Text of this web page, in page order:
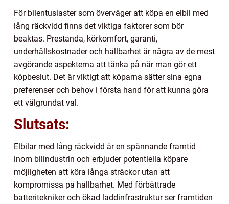
För bilentusiaster som överväger att köpa en elbil med
lång räckvidd finns det viktiga faktorer som bör
beaktas. Prestanda, körkomfort, garanti,
underhållskostnader och hållbarhet är några av de mest
avgörande aspekterna att tänka på när man gör ett
köpbeslut. Det är viktigt att köparna sätter sina egna
preferenser och behov i första hand för att kunna göra
ett välgrundat val.
Slutsats:
Elbilar med lång räckvidd är en spännande framtid
inom bilindustrin och erbjuder potentiella köpare
möjligheten att köra långa sträckor utan att
kompromissa på hållbarhet. Med förbättrade
batteritekniker och ökad laddinfrastruktur ser framtiden